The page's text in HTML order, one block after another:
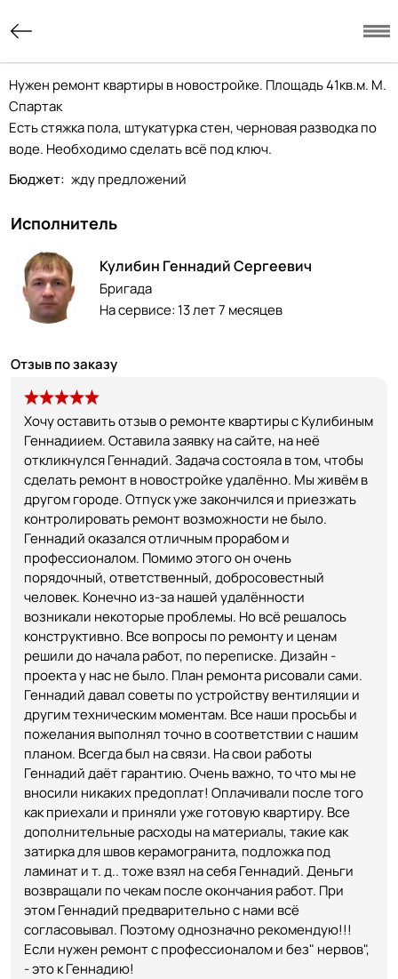
Нужен ремонт квартиры в новостройке. Площадь 41кв.м. М.
Спартак
Есть стяжка пола, штукатурка стен, черновая разводка по
воде. Необходимо сделать всё под ключ.
Бюджет: жду предложений
Исполнитель
Кулибин Геннадий Сергеевич
Бригада
На сервисе: 13 лет 7 месяцев
Отзыв по заказу
Хочу оставить отзыв о ремонте квартиры с Кулибиным
Геннадиием. Оставила заявку на сайте, на неё
откликнулся Геннадий. Задача состояла в том, чтобы
сделать ремонт в новостройке удалённо. Мы живём в
другом городе. Отпуск уже закончился и приезжать
контролировать ремонт возможности не было.
Геннадий оказался отличным прорабом и
профессионалом. Помимо этого он очень
порядочный, ответственный, добросовестный
человек. Конечно из-за нашей удалённости
возникали некоторые проблемы. Но всё решалось
конструктивно. Все вопросы по ремонту и ценам
решили до начала работ, по переписке. Дизайн -
проекта у нас не было. План ремонта рисовали сами.
Геннадий давал советы по устройству вентиляции и
другим техническим моментам. Все наши просьбы и
пожелания выполнял точно в соответствии с нашим
планом. Всегда был на связи. На свои работы
Геннадий даёт гарантию. Очень важно, то что мы не
вносили никаких предоплат! Оплачивали после того
как приехали и приняли уже готовую квартиру. Все
дополнительные расходы на материалы, такие как
затирка для швов керамогранита, подложка под
ламинат и т. д.. тоже взял на себя Геннадий. Деньги
возвращали по чекам после окончания работ. При
этом Геннадий предварительно с нами всё
согласовывал. Поэтому однозначно рекомендую!!!
Если нужен ремонт с профессионалом и без" нервов",
- это к Геннадию!